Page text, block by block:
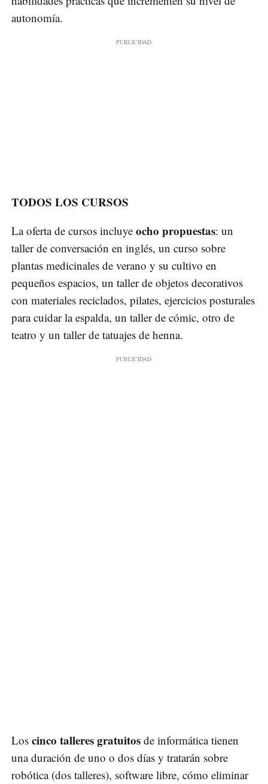
autonomía.
TODOS LOS CURSOS
La oferta de cursos incluye ocho propuestas: un
taller de conversación en inglés, un curso sobre
plantas medicinales de verano y su cultivo en
pequeños espacios, un taller de objetos decorativos
con materiales reciclados, pilates, ejercicios posturales
para cuidar la espalda, un taller de cómic, otro de
teatro y un taller de tatuajes de henna.
Los cinco talleres gratuitos de informática tienen
una duración de uno o dos días y tratarán sobre
robótica (dos talleres), software libre, cómo eliminar